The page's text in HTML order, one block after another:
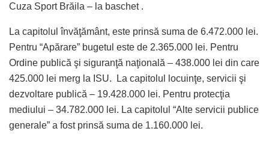
Cuza Sport Brăila – la baschet .
La capitolul învăţământ, este prinsă suma de 6.472.000 lei.
Pentru “Apărare” bugetul este de 2.365.000 lei. Pentru
Ordine publică şi siguranţă naţională – 438.000 lei din care
425.000 lei merg la ISU. La capitolul locuinţe, servicii şi
dezvoltare publică – 19.428.000 lei. Pentru protecţia
mediului – 34.782.000 lei. La capitolul “Alte servicii publice
generale” a fost prinsă suma de 1.160.000 lei.